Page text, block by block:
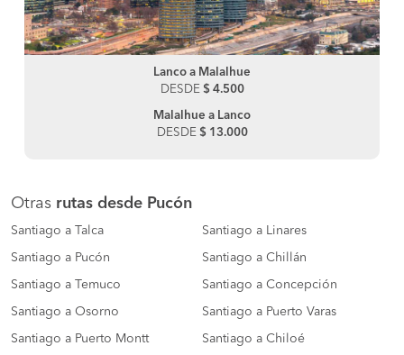
Lanco a Malalhue
DESDE $ 4.500
Malalhue a Lanco
DESDE $ 13.000
Otras rutas desde Pucón
Santiago a Talca Santiago a Linares
Santiago a Pucón Santiago a Chillán
Santiago a Temuco Santiago a Concepción
Santiago a Osorno Santiago a Puerto Varas
Santiago a Puerto Montt Santiago a Chiloé